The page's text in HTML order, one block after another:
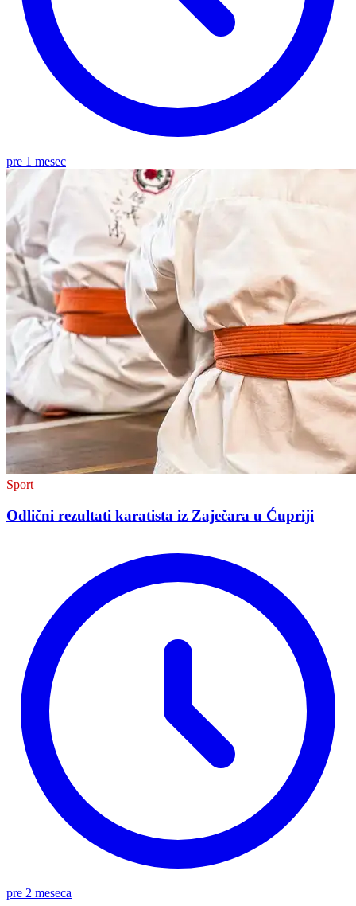
pre 1 mesec
Sport
Odlični rezultati karatista iz Zaječara u Ćupriji
pre 2 meseca